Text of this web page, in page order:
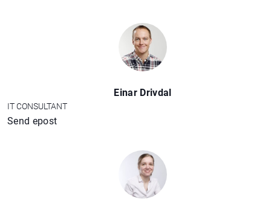
Einar Drivdal
IT CONSULTANT
Send epost